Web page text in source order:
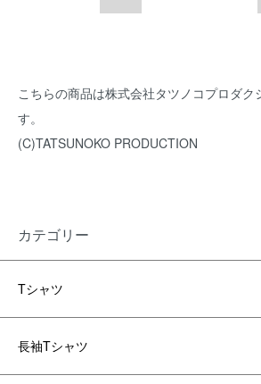
こちらの商品は株式会社タツノコプロダク
す。
(C)TATSUNOKO PRODUCTION
カテゴリー
Tシャツ
長袖Tシャツ